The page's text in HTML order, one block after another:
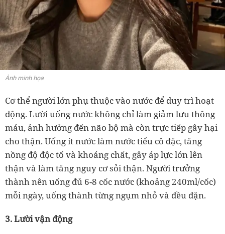
Ảnh minh họa
Cơ thể người lớn phụ thuộc vào nước để duy trì hoạt
động. Lười uống nước không chỉ làm giảm lưu thông
máu, ảnh hưởng đến não bộ mà còn trực tiếp gây hại
cho thận. Uống ít nước làm nước tiểu cô đặc, tăng
nồng độ độc tố và khoáng chất, gây áp lực lớn lên
thận và làm tăng nguy cơ sỏi thận. Người trưởng
thành nên uống đủ 6-8 cốc nước (khoảng 240ml/cốc)
mỗi ngày, uống thành từng ngụm nhỏ và đều đặn.
3. Lười vận động